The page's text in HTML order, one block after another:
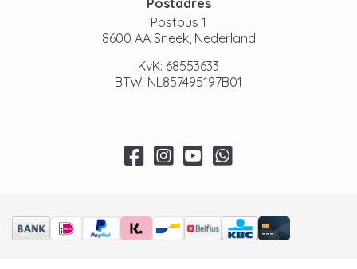
Postadres
Postbus 1
8600 AA Sneek, Nederland
KvK: 68553633
BTW: NL857495197B01